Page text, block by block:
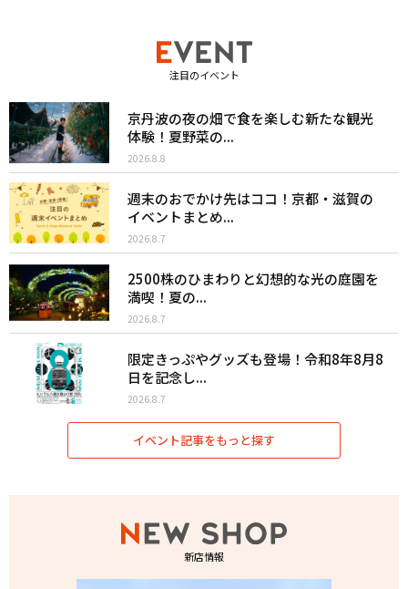
注目のイベント
京丹波の夜の畑で食を楽しむ新たな観光
体験！夏野菜の...
2026.8.8
週末のおでかけ先はココ！京都・滋賀の
イベントまとめ...
2026.8.7
2500株のひまわりと幻想的な光の庭園を
満喫！夏の...
2026.8.7
限定きっぷやグッズも登場！令和8年8月8
日を記念し...
2026.8.7
イベント記事をもっと探す
新店情報